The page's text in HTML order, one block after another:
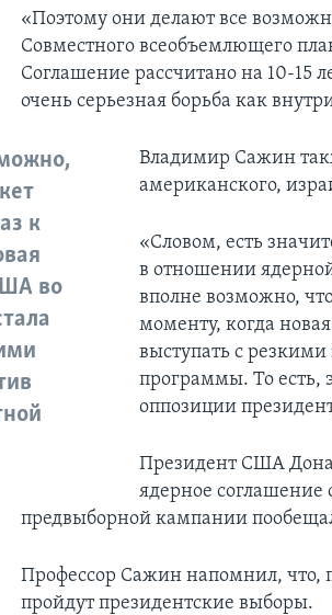
«Поэтому они делают все
Совместного всеобъемлющего
Соглашение рассчитано на 10-15
очень серьезная борьба как
к
во
Владимир Сажин
американского,
«Словом, есть
в отношении
вполне возможно,
моменту, когда
выступать с
программы. То есть,
оппозиции
Президент США
ядерное соглашение
предвыборной кампании
Профессор Сажин напомнил, что,
пройдут президентские выборы.